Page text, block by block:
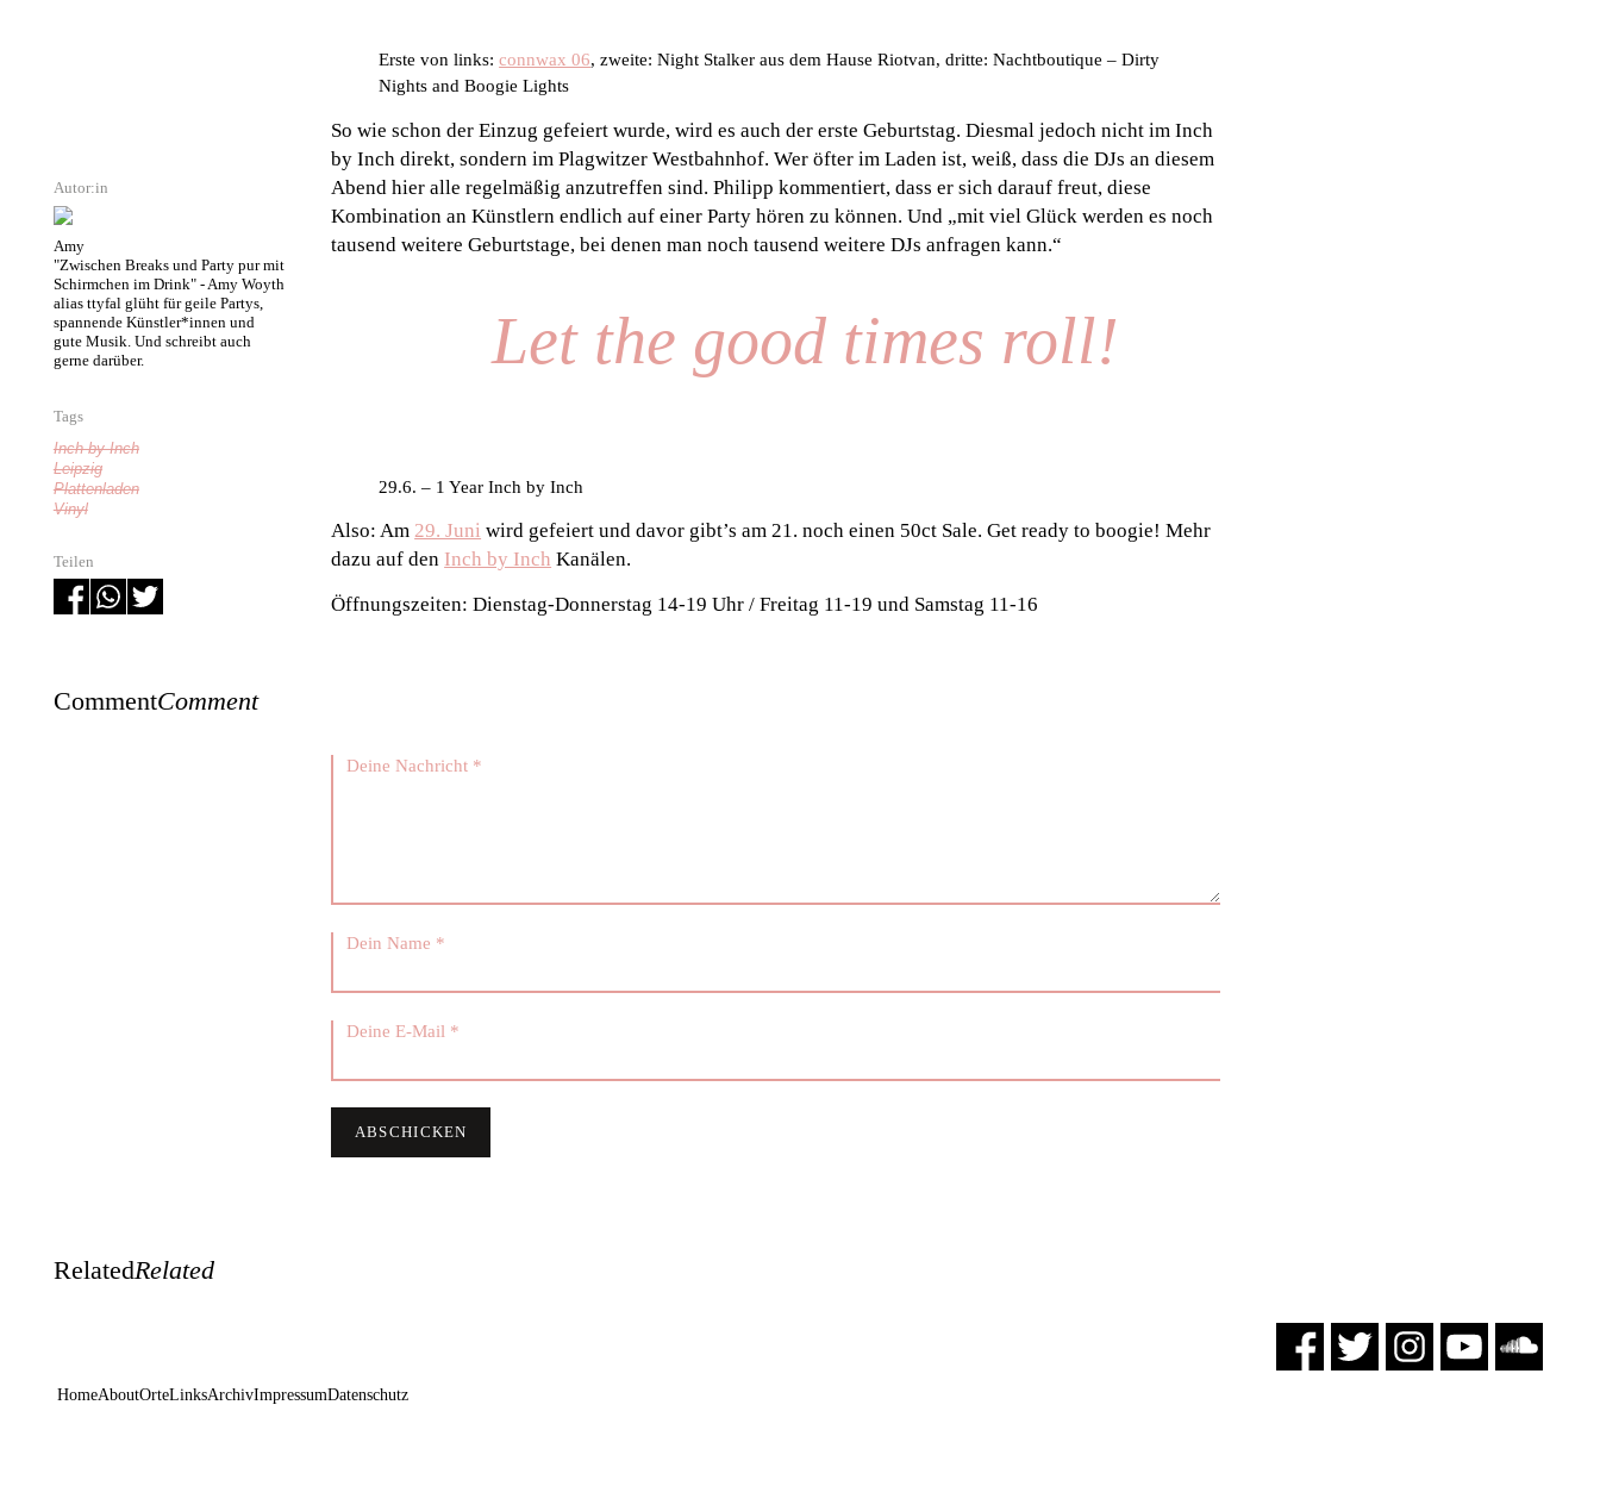
Autor:in
Amy
"Zwischen Breaks und Party pur mit
Schirmchen im Drink" - Amy Woyth
alias ttyfal glüht für geile Partys,
spannende Künstler*innen und
gute Musik. Und schreibt auch
gerne darüber.
Tags
Inch by Inch
Leipzig
Plattenladen
Vinyl
Teilen
Erste von links:connwax 06, zweite: Night Stalker aus dem Hause Riotvan, dritte: Nachtboutique – Dirty
Nights and Boogie Lights
So wie schon der Einzug gefeiert wurde, wird es auch der erste Geburtstag. Diesmal jedoch nicht im Inch
by Inch direkt, sondern im Plagwitzer Westbahnhof. Wer öfter im Laden ist, weiß, dass die DJs an diesem
Abend hier alle regelmäßig anzutreffen sind. Philipp kommentiert, dass er sich darauf freut, diese
Kombination an Künstlern endlich auf einer Party hören zu können. Und „mit viel Glück werden es noch
tausend weitere Geburtstage, bei denen man noch tausend weitere DJs anfragen kann.“
Let the good times roll!
29.6. – 1 Year Inch by Inch
Also: Am29. Juni wird gefeiert und davor gibt’s am 21. noch einen 50ct Sale. Get ready to boogie! Mehr
dazu auf den Inch by Inch Kanälen.
Öffnungszeiten: Dienstag-Donnerstag 14-19 Uhr / Freitag 11-19 und Samstag 11-16
CommentComment
RelatedRelated
HomeAboutOrteLinksArchivImpressumDatenschutz